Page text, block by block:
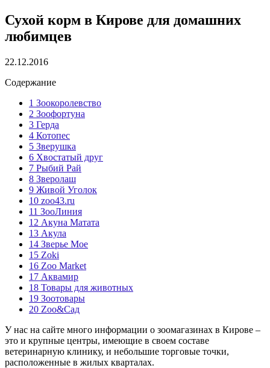
Сухой корм в Кирове для домашних
любимцев
22.12.2016
Содержание
1 Зоокоролевство
2 Зоофортуна
3 Герда
4 Котопес
5 Зверушка
6 Хвостатый друг
7 Рыбий Рай
8 Зверолаш
9 Живой Уголок
10 zoo43.ru
11 ЗооЛиния
12 Акуна Матата
13 Акула
14 Зверье Мое
15 Zoki
16 Zoo Market
17 Аквамир
18 Товары для животных
19 Зоотовары
20 Zoo&Сад
У нас на сайте много информации о зоомагазинах в Кирове –
это и крупные центры, имеющие в своем составе
ветеринарную клинику, и небольшие торговые точки,
расположенные в жилых кварталах.